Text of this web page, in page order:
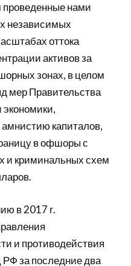
проведенные нами
независимых
оттока
активов за
зонах, в целом
мер Правительства
капиталов,
в офшоры с
и криминальных схем
в 2017 г.
и противодействия
за последние два